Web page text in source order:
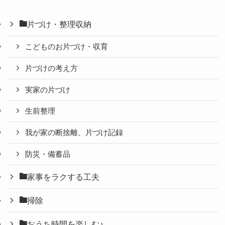
片づけ・整理収納
こどものお片づけ・収育
片づけの考え方
実家の片づけ
生前整理
我が家の断捨離、片づけ記録
防災・備蓄品
家事をラクする工夫
掃除